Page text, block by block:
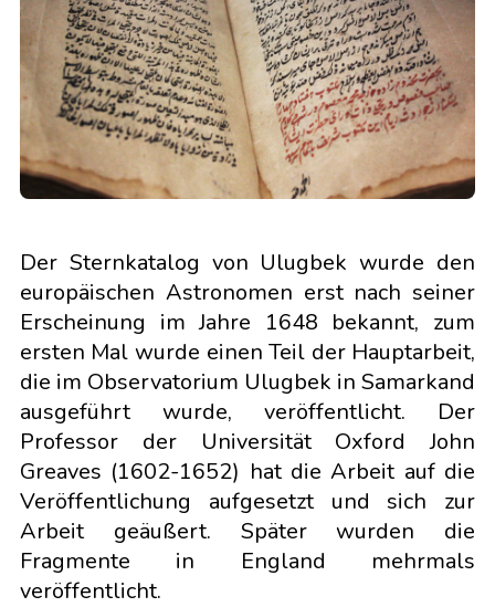
Der Sternkatalog von Ulugbek wurde den
europäischen Astronomen erst nach seiner
Erscheinung im Jahre 1648 bekannt, zum
ersten Mal wurde einen Teil der Hauptarbeit,
die im Observatorium Ulugbek in Samarkand
ausgeführt wurde, veröffentlicht. Der
Professor der Universität Oxford John
Greaves (1602-1652) hat die Arbeit auf die
Veröffentlichung aufgesetzt und sich zur
Arbeit geäußert. Später wurden die
Fragmente in England mehrmals
veröffentlicht.